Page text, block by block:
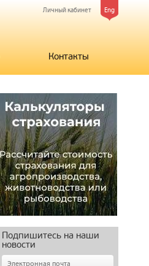
Eng
Личный кабинет
Контакты
Подпишитесь на наши
новости